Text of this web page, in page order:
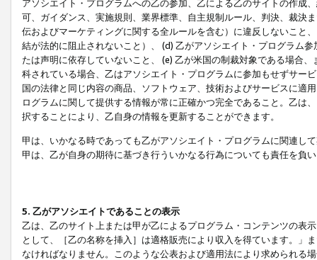
アソシエイト・プログラムへの乙の参加、乙による乙のサイトの作成
可、ガイダンス、実施規則、業界標準、自主規制ルール、判決、裁決
伝およびマーケティングに関する全ルールを含む）に違反しないこと
結が法的に阻止されないこと）、 (d) 乙がアソシエイト・プログラム
たは声明に依存していないこと、 (e) 乙が米国の制裁対象である場合
科されている場合、乙はアソシエイト・プログラムに参加もせずサー
国の法律と同じ内容の商品、ソフトウェア、技術およびサービスに適
ログラムに関して提供する情報が常に正確かつ完全であること。乙は
択することにより、乙自身の情報を更新することができます。
甲は、いかなる時であっても乙がアソシエイト・プログラムに関連し
甲は、乙が自身の期待に基づき行ういかなる行為についても責任を負
5. 乙がアソシエイトであることの表示
乙は、乙のサイト上または甲が乙によるプログラム・コンテンツの表
として、［乙の名称を挿入］は適格販売により収入を得ています。」
なければなりません。このような公表および適用法により求められる